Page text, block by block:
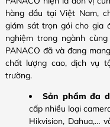
hàng đầu tại Việt Nam,
giám sát trọn gói cho gia
nghiệm trong ngành
PANACO đã và đang
chất lượng cao, dịch vụ
trường.
Sản phẩm đa
cấp nhiều loại
Hikvision, Dahua,…